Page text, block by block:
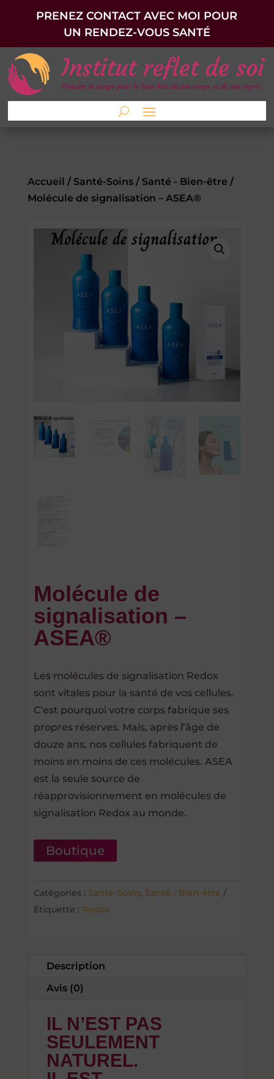
PRENEZ CONTACT AVEC MOI POUR
UN RENDEZ-VOUS SANTÉ
Accueil / Santé-Soins/ Santé - Bien-être /
Molécule de signalisation – ASEA®
Molécule de
signalisation –
ASEA®
Les molécules de signalisation Redox
sont vitales pour la santé de vos cellules.
C’est pourquoi votre corps fabrique ses
propres réserves. Mais, après l’âge de
douze ans, nos cellules fabriquent de
moins en moins de ces molécules. ASEA
est la seule source de
réapprovisionnement en molécules de
signalisation Redox au monde.
Boutique
Catégories : Santé-Soins, Santé - Bien-être
Étiquette : Redox
Description
Avis (0)
IL N’EST PAS
SEULEMENT
NATUREL.